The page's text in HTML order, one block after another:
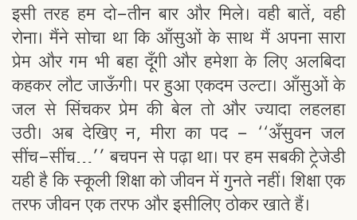
इसी तरह हम दो-तीन बार और मिले। वही बातें, वही
रोना। मैंने सोचा था कि आँसुओं के साथ मैं अपना सारा
प्रेम और गम भी बहा दूँगी और हमेशा के लिए अलबिदा
कहकर लौट जाऊँगी। पर हुआ एकदम उल्टा। आँसुओं के
जल से सिंचकर प्रेम की बेल तो और ज्यादा लहलहा
उठी। अब देखिए न, मीरा का पद - ‘‘अँसुवन जल
सींच-सींच…’’ बचपन से पढ़ा था। पर हम सबकी ट्रेजेडी
यही है कि स्कूली शिक्षा को जीवन में गुनते नहीं। शिक्षा एक
तरफ जीवन एक तरफ और इसीलिए ठोकर खाते हैं।